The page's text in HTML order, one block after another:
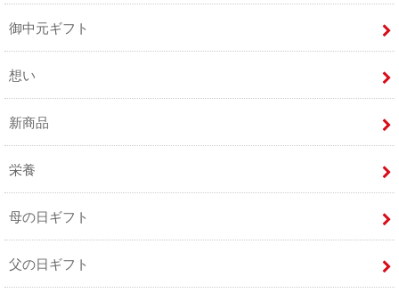
御中元ギフト
想い
新商品
栄養
母の日ギフト
父の日ギフト